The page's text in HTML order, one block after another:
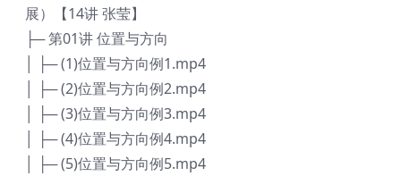
展）【14讲 张莹】
├─ 第01讲 位置与方向
│ ├─ (1)位置与方向例1.mp4
│ ├─ (2)位置与方向例2.mp4
│ ├─ (3)位置与方向例3.mp4
│ ├─ (4)位置与方向例4.mp4
│ ├─ (5)位置与方向例5.mp4